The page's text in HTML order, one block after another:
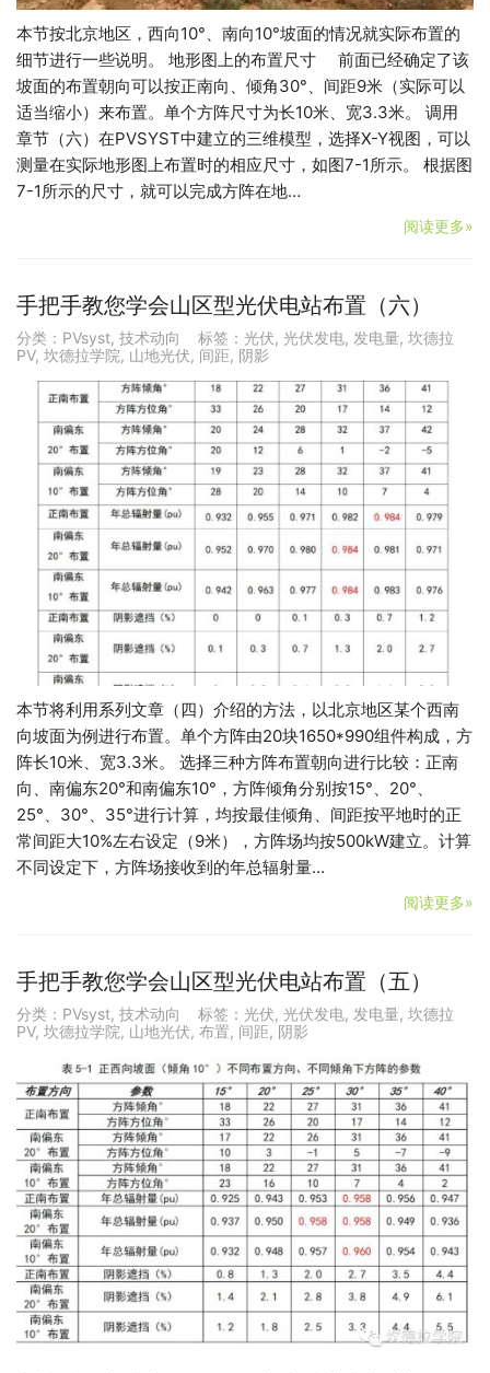
本节按北京地区，西向10°、南向10°坡面的情况就实际布置的
细节进行一些说明。 地形图上的布置尺寸 前面已经确定了该
坡面的布置朝向可以按正南向、倾角30°、间距9米（实际可以
适当缩小）来布置。单个方阵尺寸为长10米、宽3.3米。 调用
章节（六）在PVSYST中建立的三维模型，选择X-Y视图，可以
测量在实际地形图上布置时的相应尺寸，如图7-1所示。 根据图
7-1所示的尺寸，就可以完成方阵在地…
阅读更多»
手把手教您学会山区型光伏电站布置（六）
分类： PVsyst, 技术动向 标签： 光伏, 光伏发电, 发电量, 坎德拉
PV, 坎德拉学院, 山地光伏, 间距, 阴影
本节将利用系列文章（四）介绍的方法，以北京地区某个西南
向坡面为例进行布置。单个方阵由20块1650*990组件构成，方
阵长10米、宽3.3米。 选择三种方阵布置朝向进行比较：正南
向、南偏东20°和南偏东10°，方阵倾角分别按15°、20°、
25°、30°、35°进行计算，均按最佳倾角、间距按平地时的正
常间距大10%左右设定（9米），方阵场均按500kW建立。计算
不同设定下，方阵场接收到的年总辐射量…
阅读更多»
手把手教您学会山区型光伏电站布置（五）
分类： PVsyst, 技术动向 标签： 光伏, 光伏发电, 发电量, 坎德拉
PV, 坎德拉学院, 山地光伏, 布置, 间距, 阴影